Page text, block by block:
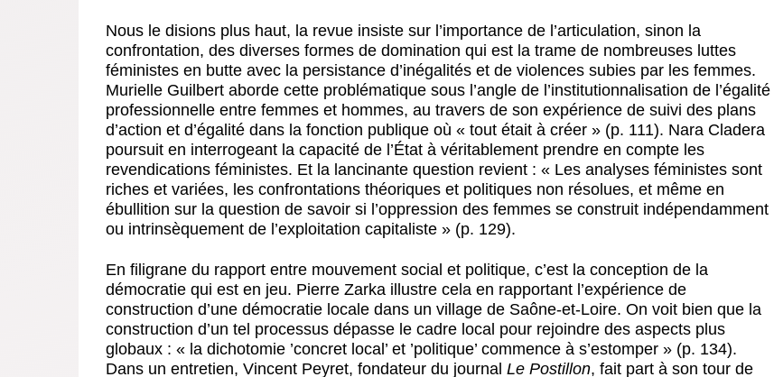
Nous le disions plus haut, la revue insiste sur l’importance de l’articulation, sinon la
confrontation, des diverses formes de domination qui est la trame de nombreuses luttes
féministes en butte avec la persistance d’inégalités et de violences subies par les femmes.
Murielle Guilbert aborde cette problématique sous l’angle de l’institutionnalisation de l’égalité
professionnelle entre femmes et hommes, au travers de son expérience de suivi des plans
d’action et d’égalité dans la fonction publique où « tout était à créer » (p. 111). Nara Cladera
poursuit en interrogeant la capacité de l’État à véritablement prendre en compte les
revendications féministes. Et la lancinante question revient : « Les analyses féministes sont
riches et variées, les confrontations théoriques et politiques non résolues, et même en
ébullition sur la question de savoir si l’oppression des femmes se construit indépendamment
ou intrinsèquement de l’exploitation capitaliste » (p. 129).
En filigrane du rapport entre mouvement social et politique, c’est la conception de la
démocratie qui est en jeu. Pierre Zarka illustre cela en rapportant l’expérience de
construction d’une démocratie locale dans un village de Saône-et-Loire. On voit bien que la
construction d’un tel processus dépasse le cadre local pour rejoindre des aspects plus
globaux : « la dichotomie ’concret local’ et ’politique’ commence à s’estomper » (p. 134).
Dans un entretien, Vincent Peyret, fondateur du journal Le Postillon, fait part à son tour de